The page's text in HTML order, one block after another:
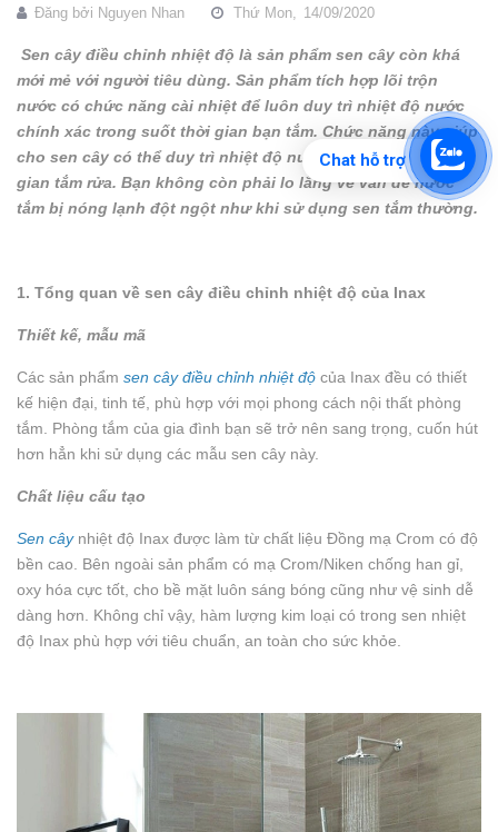
Đăng bởi Nguyen Nhan Thứ Mon, 14/09/2020
Sen cây điều chỉnh nhiệt độ là sản phẩm sen cây còn khá
mới mẻ với người tiêu dùng. Sản phẩm tích hợp lõi trộn
nước có chức năng cài nhiệt để luôn duy trì nhiệt độ nước
chính xác trong suốt thời gian bạn tắm. Chức năng này giúp
cho sen cây có thể duy trì nhiệt độ nước trong suốt thời
gian tắm rửa. Bạn không còn phải lo lắng về vấn đề nước
tắm bị nóng lạnh đột ngột như khi sử dụng sen tắm thường.
1. Tổng quan về sen cây điều chỉnh nhiệt độ của Inax
Thiết kế, mẫu mã
Các sản phẩm sen cây điều chỉnh nhiệt độ của Inax đều có thiết
kế hiện đại, tinh tế, phù hợp với mọi phong cách nội thất phòng
tắm. Phòng tắm của gia đình bạn sẽ trở nên sang trọng, cuốn hút
hơn hẳn khi sử dụng các mẫu sen cây này.
Chất liệu cấu tạo
Sen câynhiệt độ Inax được làm từ chất liệu Đồng mạ Crom có độ
bền cao. Bên ngoài sản phẩm có mạ Crom/Niken chống han gỉ,
oxy hóa cực tốt, cho bề mặt luôn sáng bóng cũng như vệ sinh dễ
dàng hơn. Không chỉ vậy, hàm lượng kim loại có trong sen nhiệt
độ Inax phù hợp với tiêu chuẩn, an toàn cho sức khỏe.
Chat hỗ trợ